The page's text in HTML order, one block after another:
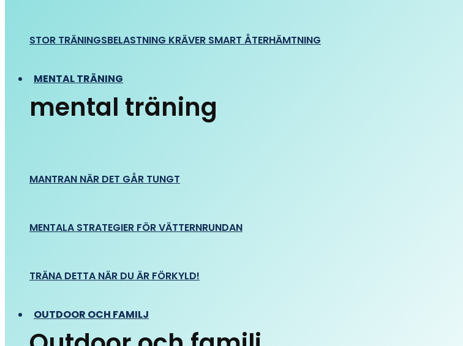
STOR TRÄNINGSBELASTNING KRÄVER SMART ÅTERHÄMTNING
MENTAL TRÄNING
mental träning
MANTRAN NÄR DET GÅR TUNGT
MENTALA STRATEGIER FÖR VÄTTERNRUNDAN
TRÄNA DETTA NÄR DU ÄR FÖRKYLD!
OUTDOOR OCH FAMILJ